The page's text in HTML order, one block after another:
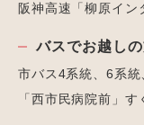
阪神高速「柳原イン
バスでお越し
市バス4系統、6系
「西市民病院前」す